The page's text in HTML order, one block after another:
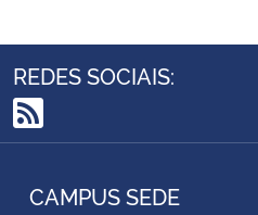
REDES SOCIAIS:
RSS
CAMPUS SEDE